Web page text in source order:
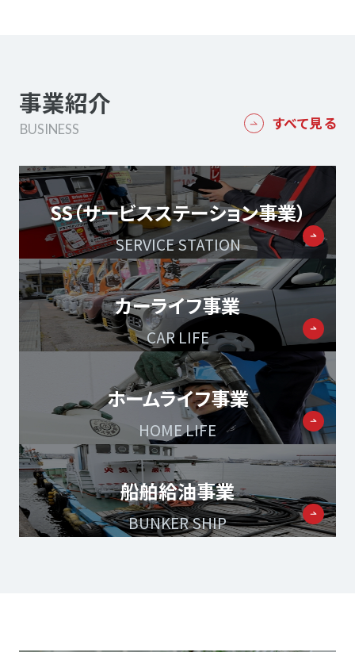
事業紹介
BUSINESS すべて見る
SS（サービスステーション事業）
SERVICE STATION
カーライフ事業
CAR LIFE
ホームライフ事業
HOME LIFE
船舶給油事業
BUNKER SHIP